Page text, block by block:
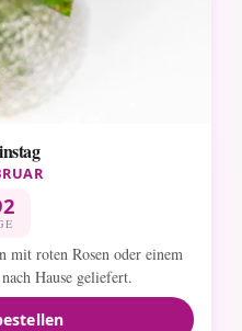
mit roten Rosen oder einem
Hause geliefert.